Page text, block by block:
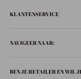
Bunschoten-
De Ziel 21
KLANTENSERVICE
Verzenden
Contact
NAVIGEER NAAR:
In huis
BEN JE RETAILER EN WIL